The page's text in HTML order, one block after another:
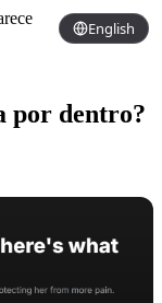
English
por dentro?